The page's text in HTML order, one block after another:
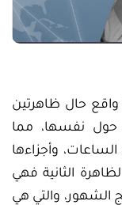
واقع حال ظاهرتين
حول نفسها، مما
وأجزاءها
الثانية فهي
الشهور، والتي هي